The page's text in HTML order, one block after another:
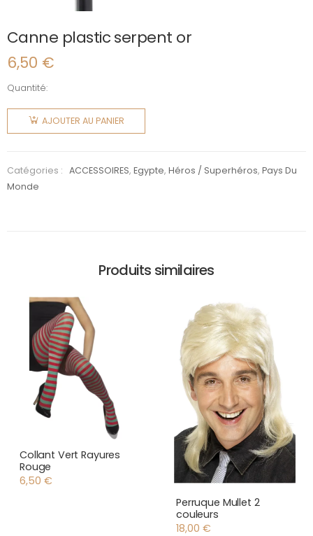
Canne plastic serpent or
6,50 €
Quantité:
quantité
Canne
serpent
or
AJOUTER AU PANIER
Catégories : ACCESSOIRES,Egypte,Héros / Superhéros,Pays Du
Monde
Produits similaires
Collant Vert Rayures
Rouge
6,50 €
Perruque Mullet 2
couleurs
18,00 €